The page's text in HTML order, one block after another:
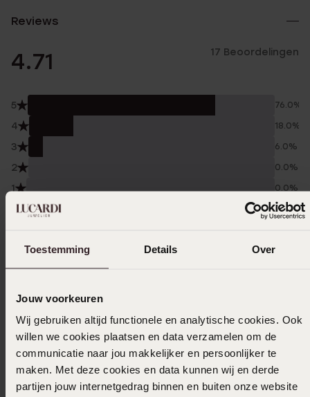
Toestemming Details Over
Jouw voorkeuren
Wij gebruiken altijd functionele en analytische cookies. Ook
willen we cookies plaatsen en data verzamelen om de
communicatie naar jou makkelijker en persoonlijker te
maken. Met deze cookies en data kunnen wij en derde
partijen jouw internetgedrag binnen en buiten onze website
Reviews
4.71 17 Beoordelingen
5 76.0%
4 18.0%
3 6.0%
2 0.0%
1 0.0%
08-12-2025 - Jeanette L.
Ziet er kwalitatief mooi uit